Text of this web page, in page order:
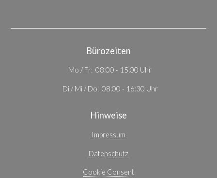
Bürozeiten
Mo / Fr: 08:00 - 15:00 Uhr
Di / Mi / Do: 08:00 - 16:30 Uhr
Hinweise
Impressum
Datenschutz
Cookie Consent